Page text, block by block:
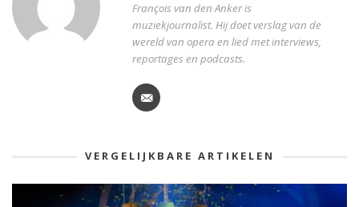
François van den Anker is
muziekjournalist. Hij doet verslag van de
wereld van opera en lied met interviews,
reportages en podcasts.
VERGELIJKBARE ARTIKELEN